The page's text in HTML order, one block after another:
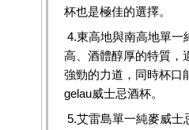
杯也是極佳的選擇。
4.東高地與南高地單一
高、酒體醇厚的特質，
強勁的力道，同時杯口
gelau威士忌酒杯。
5.艾雷島單一純麥威士